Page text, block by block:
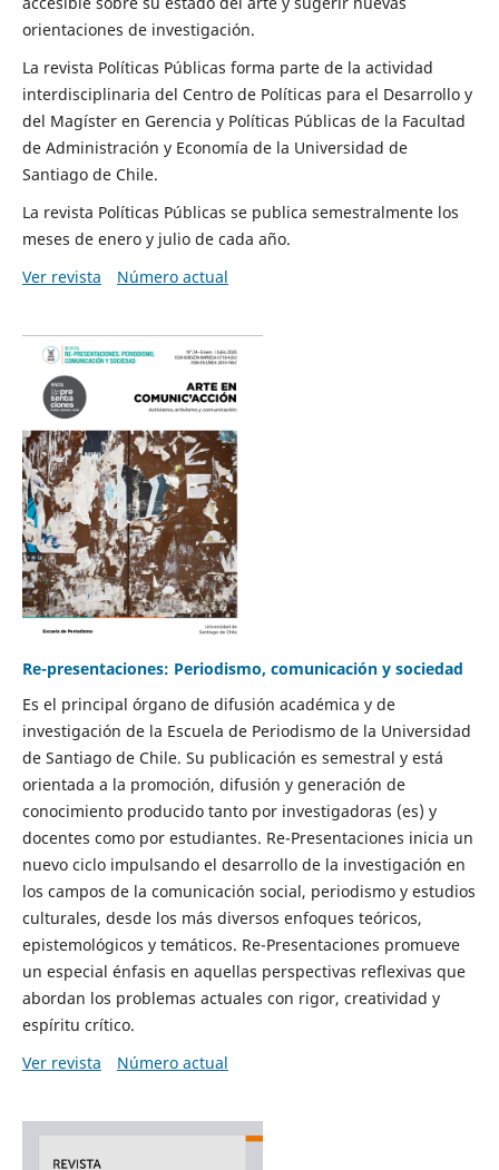
orientaciones de investigación.
La revista Políticas Públicas forma parte de la actividad
interdisciplinaria del Centro de Políticas para el Desarrollo y
del Magíster en Gerencia y Políticas Públicas de la Facultad
de Administración y Economía de la Universidad de
Santiago de Chile.
La revista Políticas Públicas se publica semestralmente los
meses de enero y julio de cada año.
Ver revista
Número actual
Re-presentaciones: Periodismo, comunicación y sociedad
Es el principal órgano de difusión académica y de
investigación de la Escuela de Periodismo de la Universidad
de Santiago de Chile. Su publicación es semestral y está
orientada a la promoción, difusión y generación de
conocimiento producido tanto por investigadoras (es) y
docentes como por estudiantes. Re-Presentaciones inicia un
nuevo ciclo impulsando el desarrollo de la investigación en
los campos de la comunicación social, periodismo y estudios
culturales, desde los más diversos enfoques teóricos,
epistemológicos y temáticos. Re-Presentaciones promueve
un especial énfasis en aquellas perspectivas reflexivas que
abordan los problemas actuales con rigor, creatividad y
espíritu crítico.
Ver revista
Número actual